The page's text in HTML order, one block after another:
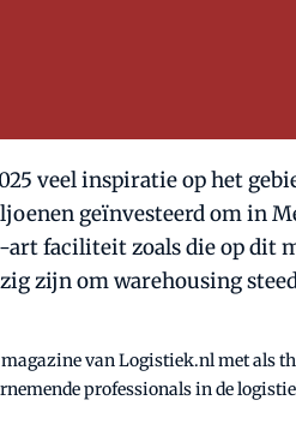
veel inspiratie op het
geïnvesteerd om in
faciliteit zoals die op dit
zijn om warehousing
van Logistiek.nl met
professionals in de